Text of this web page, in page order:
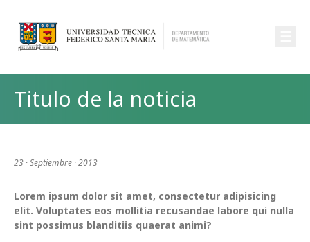
Titulo de la noticia
23 · Septiembre · 2013
Lorem ipsum dolor sit amet, consectetur adipisicing
elit. Voluptates eos mollitia recusandae labore qui nulla
sint possimus blanditiis quaerat animi?